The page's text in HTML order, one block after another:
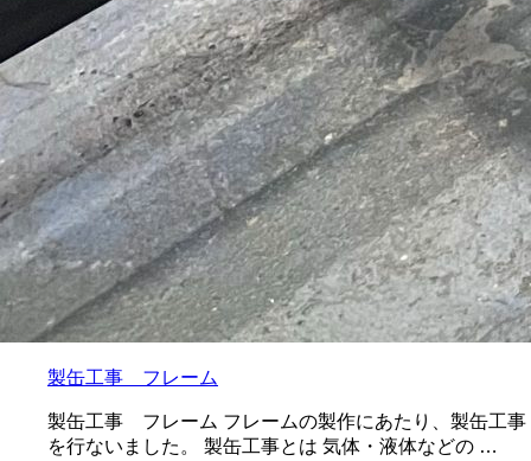
製缶工事 フレーム
製缶工事 フレーム フレームの製作にあたり、製缶工事
を行ないました。 製缶工事とは 気体・液体などの …